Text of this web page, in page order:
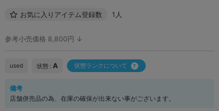
お気に入りアイテム登録数 1人
参考小売価格 8,800円 ↓
used 状態 : A 状態ランクについて
備考
店舗併売品の為、在庫の確保が出来ない事がございます。